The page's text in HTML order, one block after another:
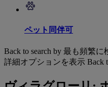
ペット同伴可
Back to search by 最も頻繁
詳細オプションを表示 Back